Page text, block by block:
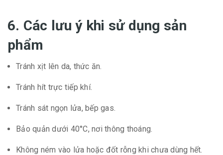
6. Các lưu ý khi sử dụng sản
phẩm
Tránh xịt lên da, thức ăn.
Tránh hít trực tiếp khí.
Tránh sát ngọn lửa, bếp gas.
Bảo quản dưới 40°C, nơi thông thoáng.
Không ném vào lửa hoặc đốt rỗng khi chưa dùng hết.